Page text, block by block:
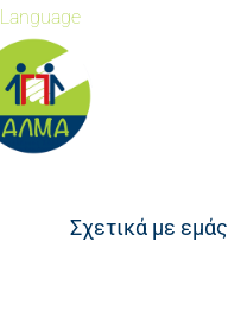
Language
Σχετικά με εμάς